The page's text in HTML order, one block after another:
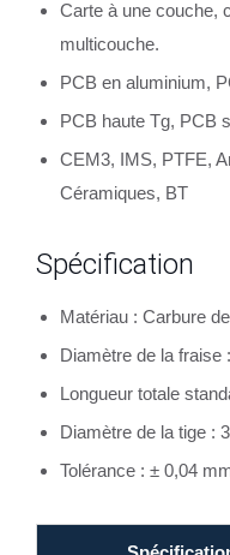
Carte à une couche,
multicouche.
PCB en aluminium,
PCB haute Tg, PCB
CEM3, IMS, PTFE,
Céramiques, BT
Spécification
Matériau : Carbure
Diamètre de la fraise
Longueur totale
Diamètre de la tige :
Tolérance : ± 0,04